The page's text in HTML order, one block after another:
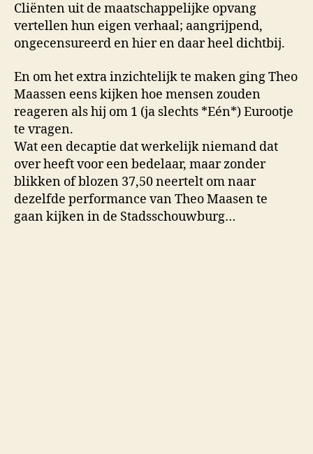
Cliënten uit de maatschappelijke opvang
vertellen hun eigen verhaal; aangrijpend,
ongecensureerd en hier en daar heel dichtbij.
En om het extra inzichtelijk te maken ging Theo
Maassen eens kijken hoe mensen zouden
reageren als hij om 1 (ja slechts *Eén*) Eurootje
te vragen.
Wat een decaptie dat werkelijk niemand dat
over heeft voor een bedelaar, maar zonder
blikken of blozen 37,50 neertelt om naar
dezelfde performance van Theo Maasen te
gaan kijken in de Stadsschouwburg…